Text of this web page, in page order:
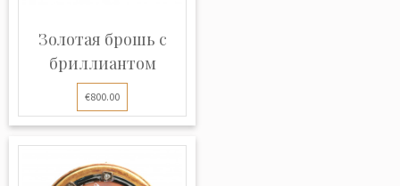
Золотая брошь с
бриллиантом
€800.00